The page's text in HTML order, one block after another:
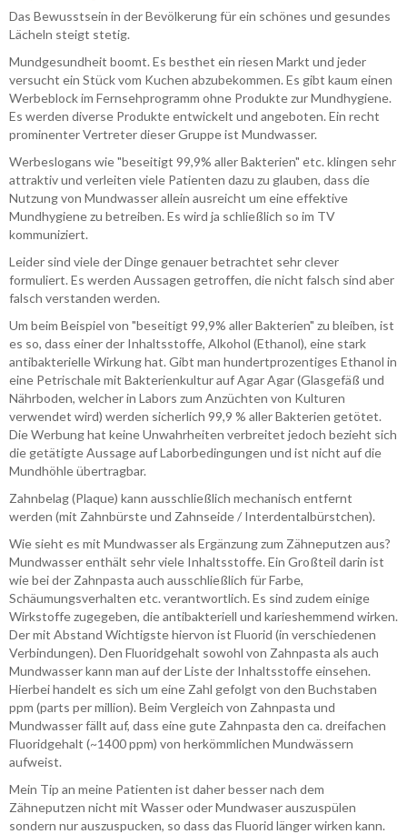
Das Bewusstsein in der Bevölkerung für ein schönes und gesundes
Lächeln steigt stetig.
Mundgesundheit boomt. Es besthet ein riesen Markt und jeder
versucht ein Stück vom Kuchen abzubekommen. Es gibt kaum einen
Werbeblock im Fernsehprogramm ohne Produkte zur Mundhygiene.
Es werden diverse Produkte entwickelt und angeboten. Ein recht
prominenter Vertreter dieser Gruppe ist Mundwasser.
Werbeslogans wie "beseitigt 99,9% aller Bakterien" etc. klingen sehr
attraktiv und verleiten viele Patienten dazu zu glauben, dass die
Nutzung von Mundwasser allein ausreicht um eine effektive
Mundhygiene zu betreiben. Es wird ja schließlich so im TV
kommuniziert.
Leider sind viele der Dinge genauer betrachtet sehr clever
formuliert. Es werden Aussagen getroffen, die nicht falsch sind aber
falsch verstanden werden.
Um beim Beispiel von "beseitigt 99,9% aller Bakterien" zu bleiben, ist
es so, dass einer der Inhaltsstoffe, Alkohol (Ethanol), eine stark
antibakterielle Wirkung hat. Gibt man hundertprozentiges Ethanol in
eine Petrischale mit Bakterienkultur auf Agar Agar (Glasgefäß und
Nährboden, welcher in Labors zum Anzüchten von Kulturen
verwendet wird) werden sicherlich 99,9 % aller Bakterien getötet.
Die Werbung hat keine Unwahrheiten verbreitet jedoch bezieht sich
die getätigte Aussage auf Laborbedingungen und ist nicht auf die
Mundhöhle übertragbar.
Zahnbelag (Plaque) kann ausschließlich mechanisch entfernt
werden (mit Zahnbürste und Zahnseide / Interdentalbürstchen).
Wie sieht es mit Mundwasser als Ergänzung zum Zähneputzen aus?
Mundwasser enthält sehr viele Inhaltsstoffe. Ein Großteil darin ist
wie bei der Zahnpasta auch ausschließlich für Farbe,
Schäumungsverhalten etc. verantwortlich. Es sind zudem einige
Wirkstoffe zugegeben, die antibakteriell und karieshemmend wirken.
Der mit Abstand Wichtigste hiervon ist Fluorid (in verschiedenen
Verbindungen). Den Fluoridgehalt sowohl von Zahnpasta als auch
Mundwasser kann man auf der Liste der Inhaltsstoffe einsehen.
Hierbei handelt es sich um eine Zahl gefolgt von den Buchstaben
ppm (parts per million). Beim Vergleich von Zahnpasta und
Mundwasser fällt auf, dass eine gute Zahnpasta den ca. dreifachen
Fluoridgehalt (~1400 ppm) von herkömmlichen Mundwässern
aufweist.
Mein Tip an meine Patienten ist daher besser nach dem
Zähneputzen nicht mit Wasser oder Mundwaser auszuspülen
sondern nur auszuspucken, so dass das Fluorid länger wirken kann.